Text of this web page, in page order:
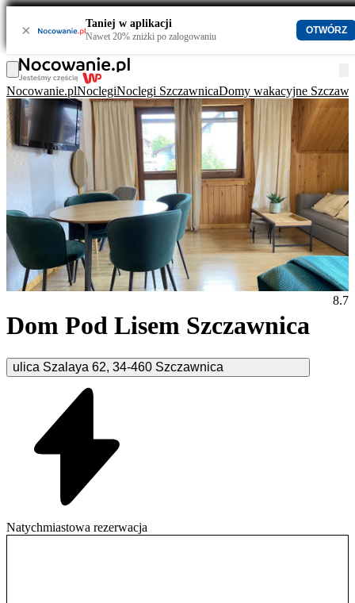
× Taniej w aplikacji
Nawet 20% zniżki po zalogowaniu
OTWÓRZ
Nocowanie.plNoclegiNoclegi SzczawnicaDomy wakacyjne
Dom Pod Lisem Szczawnica
ulica Szalaya 62, 34-460 Szczawnica
8.7
Natychmiastowa rezerwacja